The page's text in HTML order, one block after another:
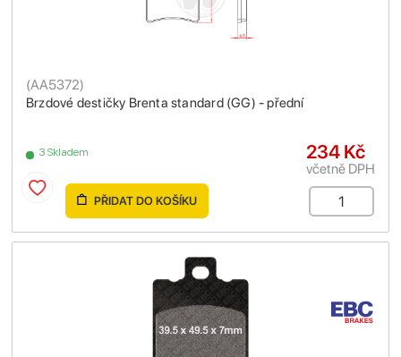
Brzdové destičky Brenta standard (GG) - přední
(AA5372)
3 Skladem 234 Kč
včetně DPH
PŘIDAT DO KOŠÍKU